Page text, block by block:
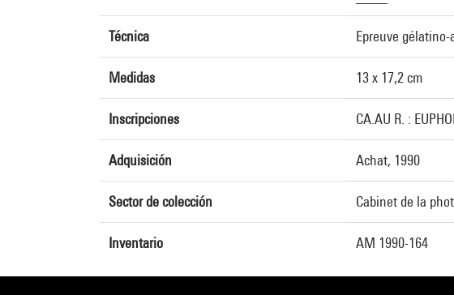
Técnica Epreuve
Medidas 13 x 17,2 cm
Inscripciones CA.AU R. :
Adquisición Achat, 1990
Sector de colección Cabinet de la
Inventario AM 1990-164